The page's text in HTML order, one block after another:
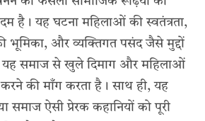
है। यह घटना महिलाओं की स्वतंत्रता,
भूमिका, और व्यक्तिगत पसंद जैसे मुद्दों
यह समाज से खुले दिमाग और महिलाओं
की माँग करता है। साथ ही, यह
समाज ऐसी प्रेरक कहानियों को पूरी